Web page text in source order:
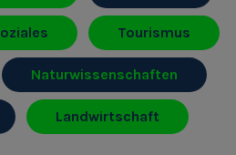
Tourismus
Naturwissenschaften
Landwirtschaft